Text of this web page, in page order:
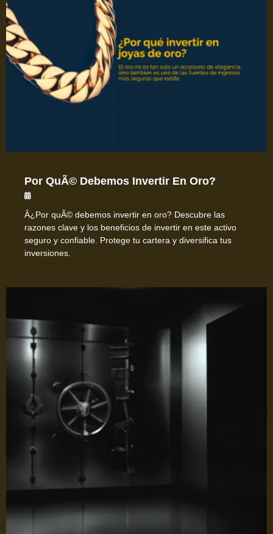
Por QuÃ© Debemos Invertir En Oro?
Â¿Por quÃ© debemos invertir en oro? Descubre las
razones clave y los beneficios de invertir en este activo
seguro y confiable. Protege tu cartera y diversifica tus
inversiones.